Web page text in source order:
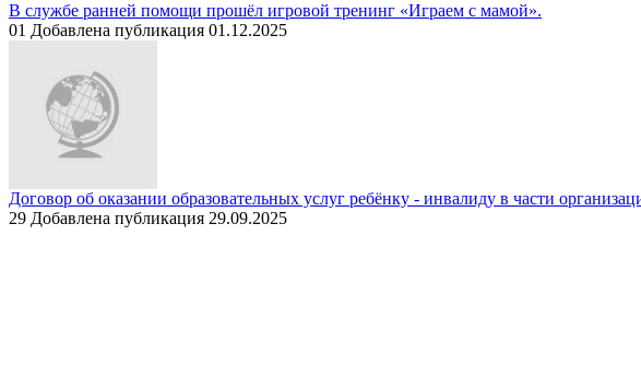
В службе ранней помощи прошёл игровой тренинг «Играем с мамой».
01 Добавлена публикация 01.12.2025
Договор об оказании образовательных услуг ребёнку - инвалиду в части
29 Добавлена публикация 29.09.2025